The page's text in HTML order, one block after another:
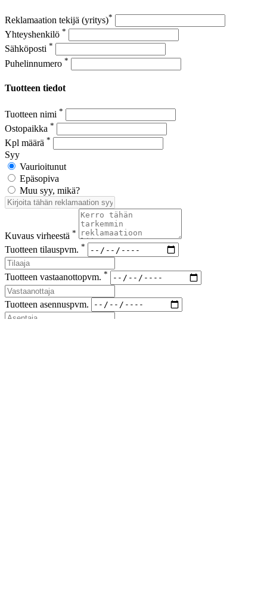
Reklamaation tekijä (yritys)*
Yhteyshenkilö *
Sähköposti *
Puhelinnumero *
Tuotteen tiedot
Tuotteen nimi *
Ostopaikka *
Kpl määrä *
Syy
Vaurioitunut
Epäsopiva
Muu syy, mikä?
Kuvaus virheestä *
Tuotteen tilauspvm. *
Tuotteen vastaanottopvm. *
Tuotteen asennuspvm.